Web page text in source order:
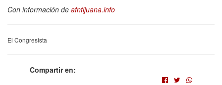
Con información de afntijuana.info
El Congresista
Compartir en: